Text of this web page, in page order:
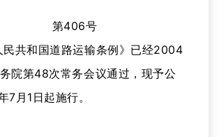
第406号
民共和国道路运输条例》已经2004
院第48次常务会议通过，现予公
月1日起施行。